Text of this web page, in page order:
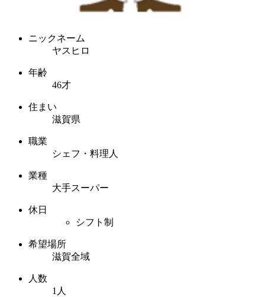
ニックネーム
ヤスヒロ
年齢
46才
住まい
滋賀県
職業
シェフ・料理人
業種
大手スーパー
休日
シフト制
希望場所
滋賀全域
人数
1人